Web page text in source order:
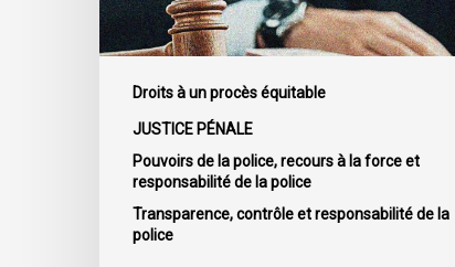
Droits à un procès équitable
JUSTICE PÉNALE
Pouvoirs de la police, recours à la force et
responsabilité de la police
Transparence, contrôle et responsabilité de la
police
divulguer
les
informations
fautes
professionnelles